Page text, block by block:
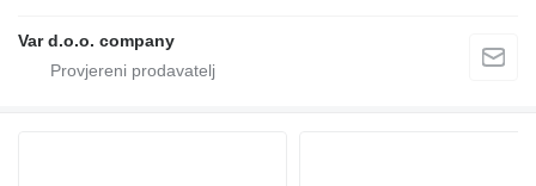
Var d.o.o. company